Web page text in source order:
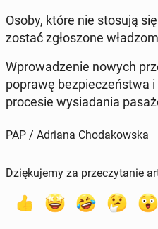
Osoby, które nie stosują
zostać zgło­szo­ne
Wpro­wa­dze­nie nowych
poprawę bez­pie­czeń­stwa
pro­ce­sie wy­sia­da­nia
PAP / Adriana Chodakowska
Dziękujemy za przeczytanie